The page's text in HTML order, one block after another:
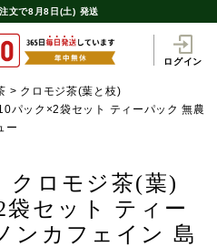
注文で8月8日(土) 発送
ログイン
クロモジ茶(葉と枝)
パック×2袋セット ティーパック 無農
ー
クロモジ茶(葉)
セット ティー
ンカフェイン 島